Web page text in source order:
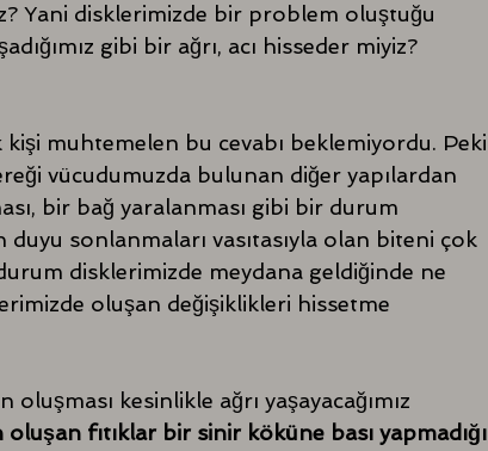
Yani disklerimizde bir problem oluştuğu
gibi bir ağrı, acı hisseder miyiz?
kişi muhtemelen bu cevabı beklemiyordu. Peki
vücudumuzda bulunan diğer yapılardan
bir bağ yaralanması gibi bir durum
duyu sonlanmaları vasıtasıyla olan biteni çok
disklerimizde meydana geldiğinde ne
oluşan değişiklikleri hissetme
kesinlikle ağrı yaşayacağımız
fıtıklar bir sinir köküne bası yapmadığı